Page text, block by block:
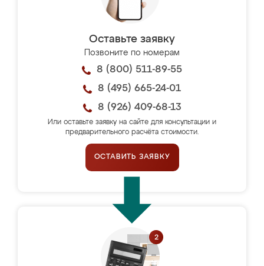
Оставьте заявку
Позвоните по номерам
8 (800) 511-89-55
8 (495) 665-24-01
8 (926) 409-68-13
Или оставьте заявку на сайте для консультации и
предварительного расчёта стоимости.
ОСТАВИТЬ ЗАЯВКУ